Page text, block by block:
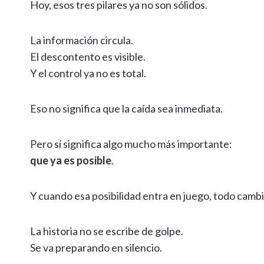
Hoy, esos tres pilares ya no son sólidos.
La información circula.
El descontento es visible.
Y el control ya no es total.
Eso no significa que la caída sea inmediata.
Pero sí significa algo mucho más importante:
que ya es posible.
Y cuando esa posibilidad entra en juego, todo
La historia no se escribe de golpe.
Se va preparando en silencio.